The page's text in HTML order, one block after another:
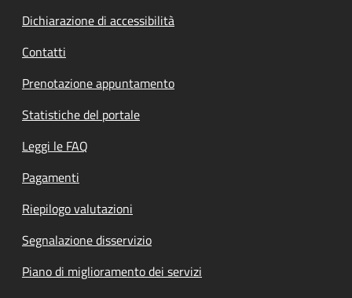
Dichiarazione di accessibilità
Contatti
Prenotazione appuntamento
Statistiche del portale
Leggi le FAQ
Pagamenti
Riepilogo valutazioni
Segnalazione disservizio
Piano di miglioramento dei servizi